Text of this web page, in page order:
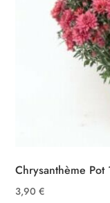
Chrysanthème Pot
3,90€